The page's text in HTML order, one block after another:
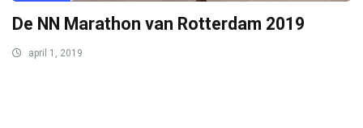
De NN Marathon van Rotterdam 2019
april 1, 2019